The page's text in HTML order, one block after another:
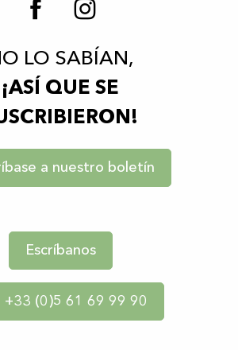
LO SABÍAN,
¡ASÍ QUE SE
a nuestro boletín
Escríbanos
+33 (0)5 61 69 99 90